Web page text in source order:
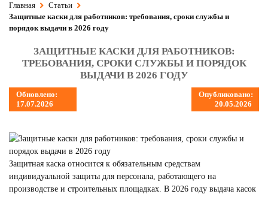
Главная
Статьи
Защитные каски для работников: требования, сроки службы и
порядок выдачи в 2026 году
ЗАЩИТНЫЕ КАСКИ ДЛЯ РАБОТНИКОВ:
ТРЕБОВАНИЯ, СРОКИ СЛУЖБЫ И ПОРЯДОК
ВЫДАЧИ В 2026 ГОДУ
Обновлено:
17.07.2026
Опубликовано:
20.05.2026
Защитная каска относится к обязательным средствам
индивидуальной защиты для персонала, работающего на
производстве и строительных площадках. В 2026 году выдача касок